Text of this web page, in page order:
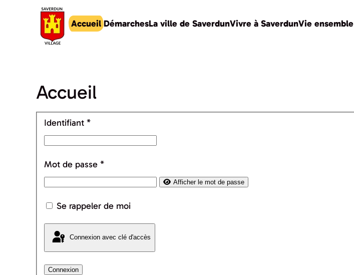
Accéder au contenu principal
Accueil DémarchesLa ville de SaverdunVivre à SaverdunVie ensemble
Accueil
Identifiant*
Mot de passe*
Afficher le mot de passe
Se rappeler de moi
Connexion avec clé d'accès
Connexion